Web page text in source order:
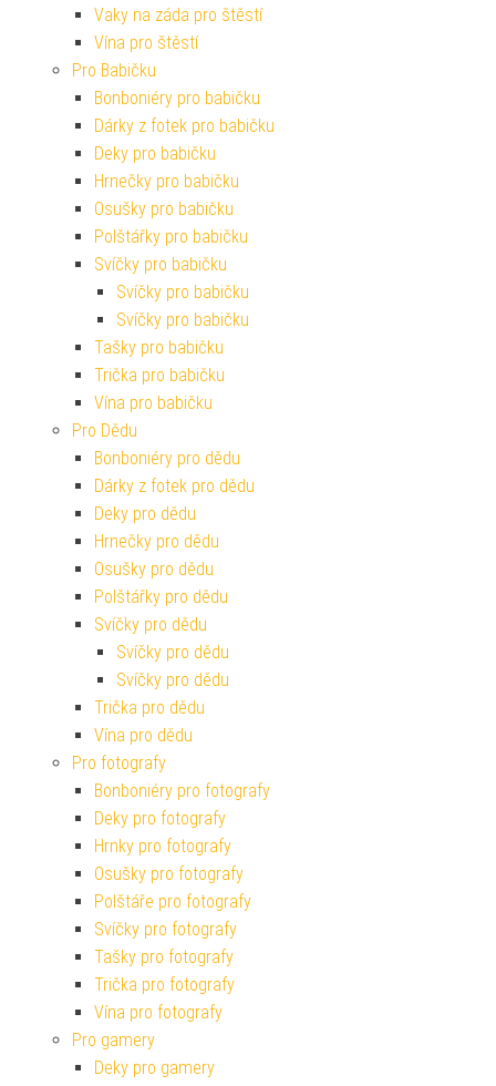
Vaky na záda pro štěstí
Vína pro štěstí
Pro Babičku
Bonboniéry pro babičku
Dárky z fotek pro babičku
Deky pro babičku
Hrnečky pro babičku
Osušky pro babičku
Polštářky pro babičku
Svíčky pro babičku
Svíčky pro babičku
Svíčky pro babičku
Tašky pro babičku
Trička pro babičku
Vína pro babičku
Pro Dědu
Bonboniéry pro dědu
Dárky z fotek pro dědu
Deky pro dědu
Hrnečky pro dědu
Osušky pro dědu
Polštářky pro dědu
Svíčky pro dědu
Svíčky pro dědu
Svíčky pro dědu
Trička pro dědu
Vína pro dědu
Pro fotografy
Bonboniéry pro fotografy
Deky pro fotografy
Hrnky pro fotografy
Osušky pro fotografy
Polštáře pro fotografy
Svíčky pro fotografy
Tašky pro fotografy
Trička pro fotografy
Vína pro fotografy
Pro gamery
Deky pro gamery